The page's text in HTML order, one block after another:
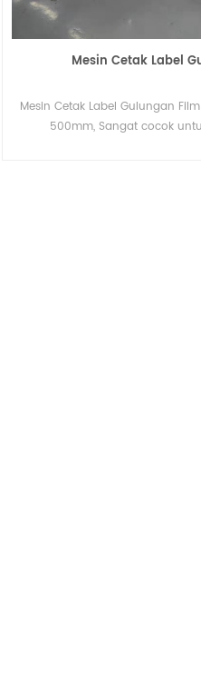
Mesin Cetak Label
Mesin Cetak Label Gulungan
500mm, Sangat cocok